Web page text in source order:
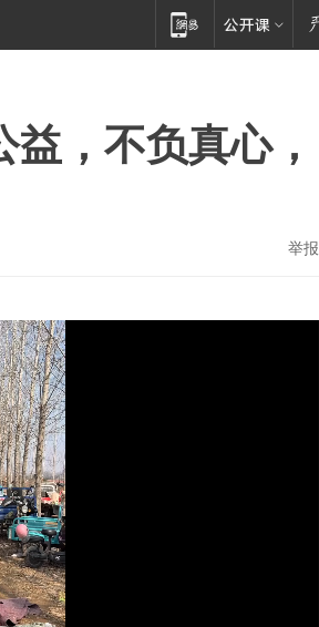
，不负真心，
举报